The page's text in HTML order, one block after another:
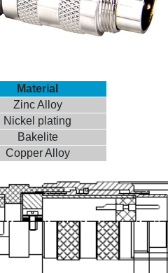
Material
Zinc Alloy
Nickel plating
Bakelite
Copper Alloy